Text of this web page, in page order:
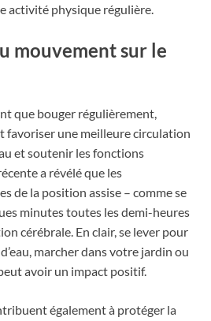
activité physique régulière.
mouvement sur le
que bouger régulièrement,
favoriser une meilleure circulation
et soutenir les fonctions
a révélé que les
de la position assise – comme se
minutes toutes les demi-heures
cérébrale. En clair, se lever pour
marcher dans votre jardin ou
avoir un impact positif.
également à protéger la